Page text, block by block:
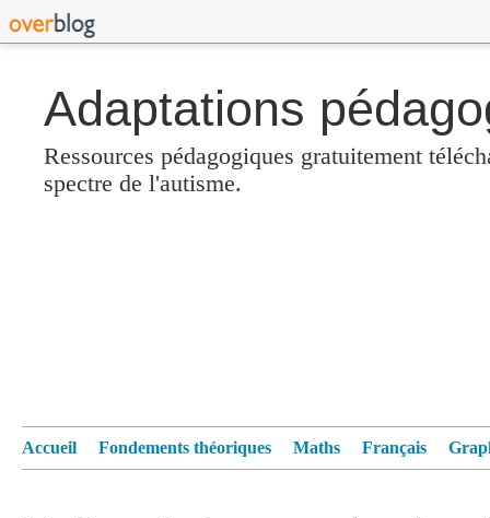
Adaptations
Ressources pédagogiques gratuitement
spectre de l'autisme.
Accueil Fondements théoriques Maths Français